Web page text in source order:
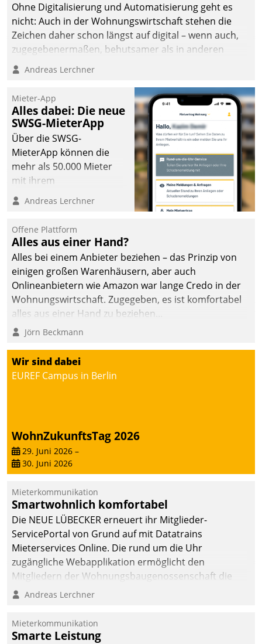
Ohne Digitalisierung und Automatisierung geht es
nicht: Auch in der Wohnungswirtschaft stehen die
Zeichen daher schon längst auf digital – wenn auch,
zugegebenermaßen, behutsamer als in anderen
Branchen.
Andreas Lerchner
Mieter-App
Alles dabei: Die neue
SWSG-MieterApp
Über die SWSG-
MieterApp können die
mehr als 50.000 Mieter
mit ihrem
Wohnungsunternehmen
kommunizieren, auf dem
einsehen und ändern
oder
Schadensmeldungen
abgeben – rund um die
Uhr.
Andreas Lerchner
Offene Plattform
Alles aus einer Hand?
Alles bei einem Anbieter beziehen – das Prinzip von
einigen großen Warenhäusern, aber auch
Onlineanbietern wie Amazon war lange Credo in der
Wohnungswirtschaft. Zugegeben, es ist komfortabel
alles aus einer Hand zu beziehen...
Jörn Beckmann
Wir sind dabei
EUREF Campus in Berlin
WohnZukunftsTag 2026
29. Juni 2026 –
30. Juni 2026
Mieterkommunikation
Smartwohnlich komfortabel
Die NEUE LÜBECKER erneuert ihr Mitglieder-
ServicePortal von Grund auf mit Datatrains
Mieterservices Online. Die rund um die Uhr
zugängliche Webapplikation ermöglicht den
Mitgliedern der Wohnungs­bau­genossenschaft die
Kontaktaufnahme per Smartphone, Tablet oder PC.
Andreas Lerchner
Mieterkommunikation
Smarte Leistung